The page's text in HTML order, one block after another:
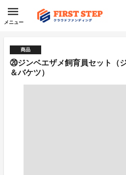
メニュー
商品
⑳ジンベエザメ飼育員セット（
＆バケツ）